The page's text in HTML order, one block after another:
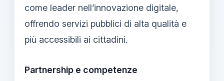
come leader nell’innovazione digitale,
offrendo servizi pubblici di alta qualità e
più accessibili ai cittadini.
Partnership e competenze